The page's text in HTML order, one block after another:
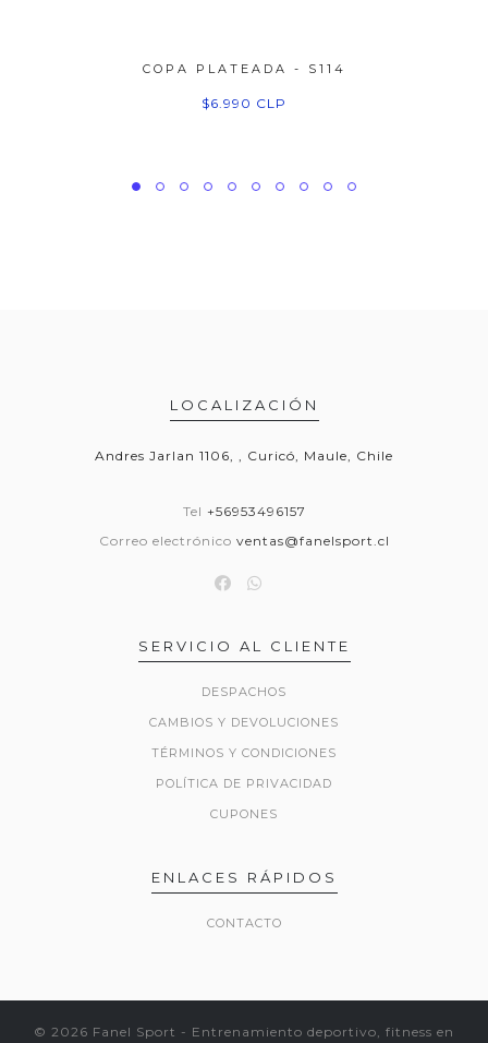
COPA PLATEADA - S114
$6.990 CLP
LOCALIZACIÓN
Andres Jarlan 1106, , Curicó, Maule, Chile
Tel +56953496157
Correo electrónico ventas@fanelsport.cl
SERVICIO AL CLIENTE
DESPACHOS
CAMBIOS Y DEVOLUCIONES
TÉRMINOS Y CONDICIONES
POLÍTICA DE PRIVACIDAD
CUPONES
ENLACES RÁPIDOS
CONTACTO
© 2026 Fanel Sport - Entrenamiento deportivo, fitness en